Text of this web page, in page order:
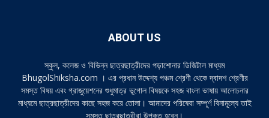
ABOUT US
স্কুল, কলেজ ও বিভিন্ন ছাত্রছাত্রীদের পড়াশোনার ডিজিটাল মাধ্যম
BhugolShiksha.com । এর প্রধান উদ্দেশ্য পঞ্চম শ্রেণী থেকে দ্বাদশ শ্রেণীর
সমস্ত বিষয় এবং গ্রাজুয়েশনের শুধুমাত্র ভূগোল বিষয়কে সহজ বাংলা ভাষায় আলোচনার
মাধ্যমে ছাত্রছাত্রীদের কাছে সহজ করে তোলা। আমাদের পরিষেবা সম্পূর্ণ বিনামূল্যে তাই
সমস্ত ছাত্রছাত্রীরা উপকৃত হবেন।